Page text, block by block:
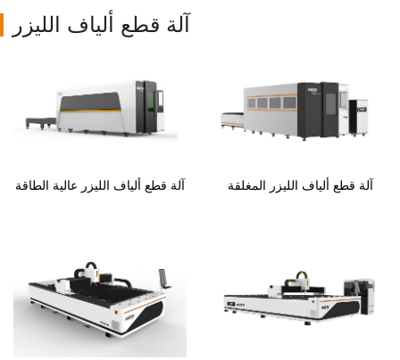
آلة قطع ألياف الليزر
آلة قطع ألياف الليزر عالية الطاقة آلة قطع ألياف الليزر المغلقة